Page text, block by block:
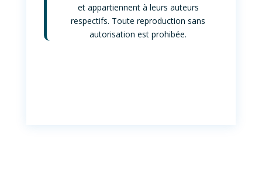
et appartiennent à leurs auteurs
respectifs. Toute reproduction sans
autorisation est prohibée.